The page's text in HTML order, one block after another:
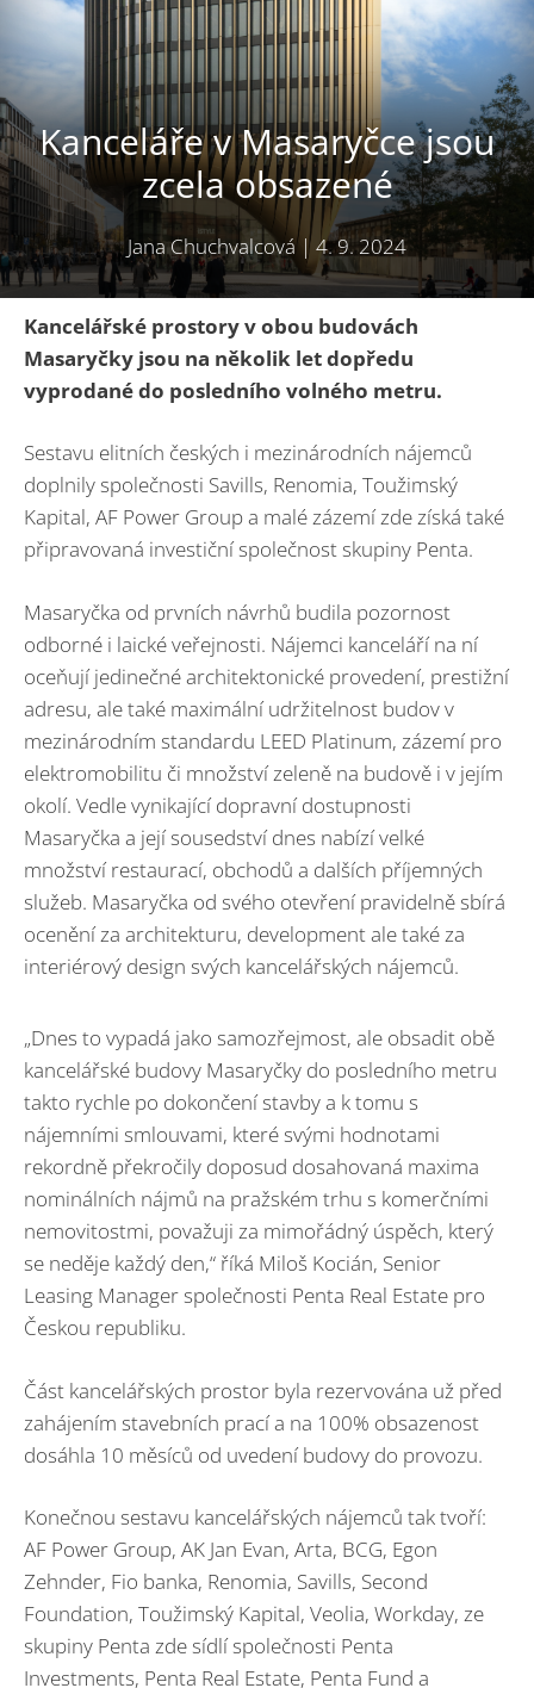
Kanceláře v Masaryčce jsou
zcela obsazené
Jana Chuchvalcová|4. 9. 2024
Kancelářské prostory v obou budovách
Masaryčky jsou na několik let dopředu
vyprodané do posledního volného metru.
Sestavu elitních českých i mezinárodních nájemců
doplnily společnosti Savills, Renomia, Toužimský
Kapital, AF Power Group a malé zázemí zde získá také
připravovaná investiční společnost skupiny Penta.
Masaryčka od prvních návrhů budila pozornost
odborné i laické veřejnosti. Nájemci kanceláří na ní
oceňují jedinečné architektonické provedení, prestižní
adresu, ale také maximální udržitelnost budov v
mezinárodním standardu LEED Platinum, zázemí pro
elektromobilitu či množství zeleně na budově i v jejím
okolí. Vedle vynikající dopravní dostupnosti
Masaryčka a její sousedství dnes nabízí velké
množství restaurací, obchodů a dalších příjemných
služeb. Masaryčka od svého otevření pravidelně sbírá
ocenění za architekturu, development ale také za
interiérový design svých kancelářských nájemců.
„Dnes to vypadá jako samozřejmost, ale obsadit obě
kancelářské budovy Masaryčky do posledního metru
takto rychle po dokončení stavby a k tomu s
nájemními smlouvami, které svými hodnotami
rekordně překročily doposud dosahovaná maxima
nominálních nájmů na pražském trhu s komerčními
nemovitostmi, považuji za mimořádný úspěch, který
se neděje každý den,“ říká Miloš Kocián, Senior
Leasing Manager společnosti Penta Real Estate pro
Českou republiku.
Část kancelářských prostor byla rezervována už před
zahájením stavebních prací a na 100% obsazenost
dosáhla 10 měsíců od uvedení budovy do provozu.
Konečnou sestavu kancelářských nájemců tak tvoří:
AF Power Group, AK Jan Evan, Arta, BCG, Egon
Zehnder, Fio banka, Renomia, Savills, Second
Foundation, Toužimský Kapital, Veolia, Workday, ze
skupiny Penta zde sídlí společnosti Penta
Investments, Penta Real Estate, Penta Fund a